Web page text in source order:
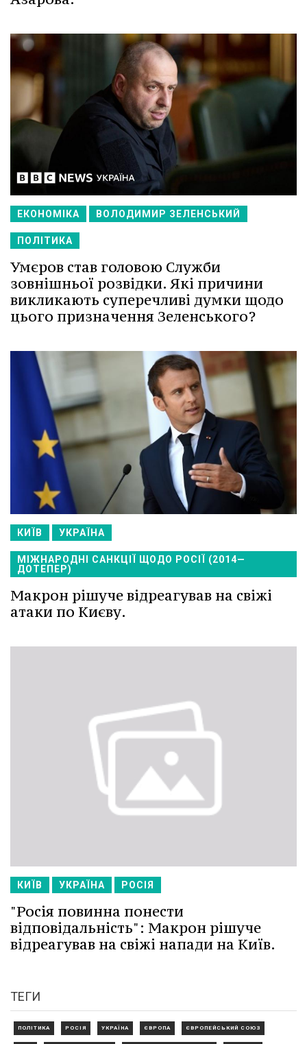
ЕКОНОМІКА ВОЛОДИМИР ЗЕЛЕНСЬКИЙ
ПОЛІТИКА
Умєров став головою Служби
зовнішньої розвідки. Які причини
викликають суперечливі думки щодо
цього призначення Зеленського?
КИЇВ УКРАЇНА
МІЖНАРОДНІ САНКЦІЇ ЩОДО РОСІЇ (2014—
ДОТЕПЕР)
Макрон рішуче відреагував на свіжі
атаки по Києву.
КИЇВ УКРАЇНА РОСІЯ
"Росія повинна понести
відповідальність": Макрон рішуче
відреагував на свіжі напади на Київ.
ТЕГИ
ПОЛІТИКА РОСІЯ УКРАЇНА ЄВРОПА ЄВРОПЕЙСЬКИЙ СОЮЗ